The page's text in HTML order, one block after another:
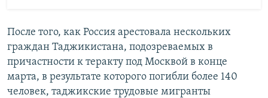
После того, как Россия арестовала нескольких
граждан Таджикистана, подозреваемых в
причастности к теракту под Москвой в конце
марта, в результате которого погибли более 140
человек, таджикские трудовые мигранты